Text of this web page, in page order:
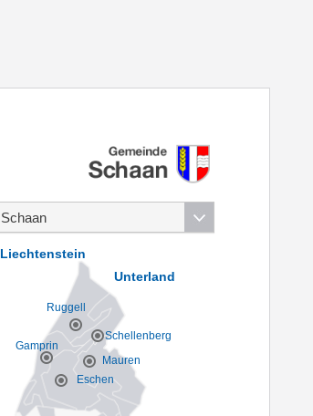
Eschen
Gamprin
Mauren
Ruggell
Schellenberg
Unterland
Liechtenstein